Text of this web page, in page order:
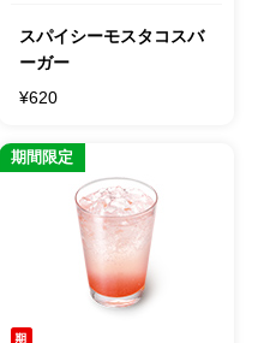
スパイシーモスタコスバ
ーガー
¥620
期間限定